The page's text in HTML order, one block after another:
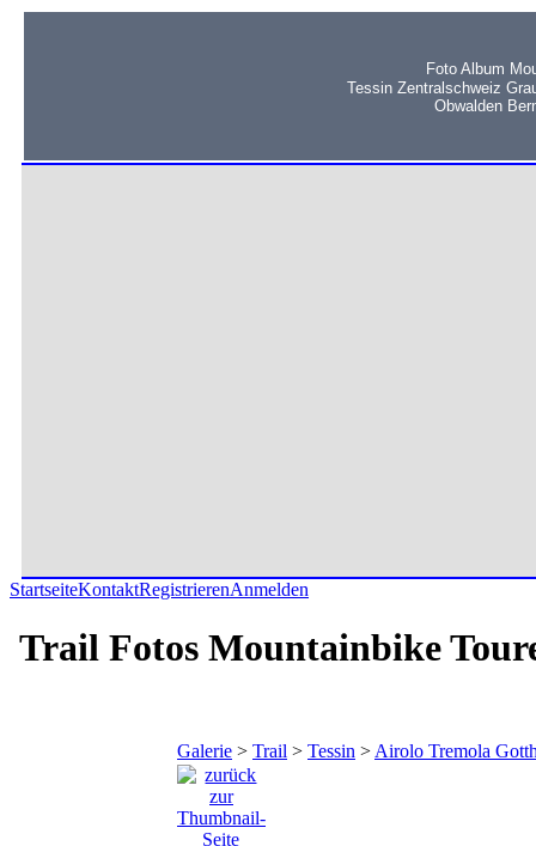
Foto Album
Tessin Zentralschweiz
Obwalden
StartseiteKontaktRegistrierenAnmelden
Trail Fotos Mountainbike
Galerie > Trail > Tessin > Airolo Tremola